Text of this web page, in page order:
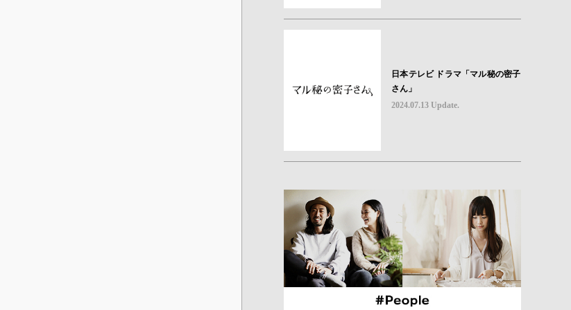
日本テレビ ドラマ「マル秘の密子
さん」
2024.07.13 Update.